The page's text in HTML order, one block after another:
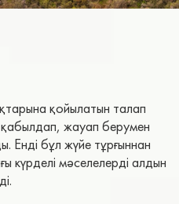
қойылатын талап
жауап берумен
Енді бұл жүйе тұрғыннан
күрделі мәселелерді алдын